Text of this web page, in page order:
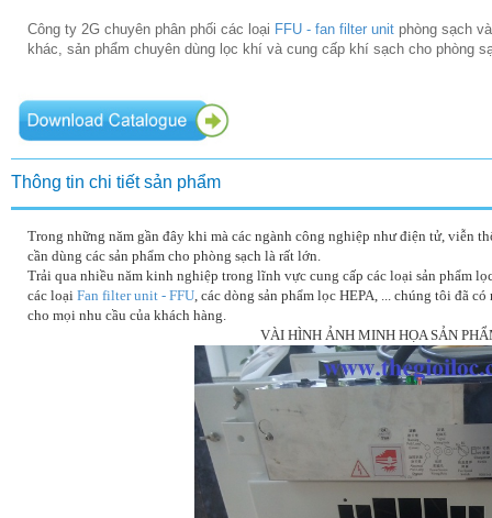
Công ty 2G chuyên phân phối các loại FFU - fan filter unit phòng sạch
khác, sản phẩm chuyên dùng lọc khí và cung cấp khí sạch cho phòng
Thông tin chi tiết sản phẩm
Trong những năm gần đây khi mà các ngành công nghiệp như điện tử, viễn
cần dùng các sản phẩm cho phòng sạch là rất lớn.
Trải qua nhiều năm kinh nghiệp trong lĩnh vực cung cấp các loại sản phẩm
các loại Fan filter unit - FFU, các dòng sản phẩm lọc HEPA, ... chúng tôi đã
cho mọi nhu cầu của khách hàng.
VÀI HÌNH ẢNH MINH HỌA SẢN